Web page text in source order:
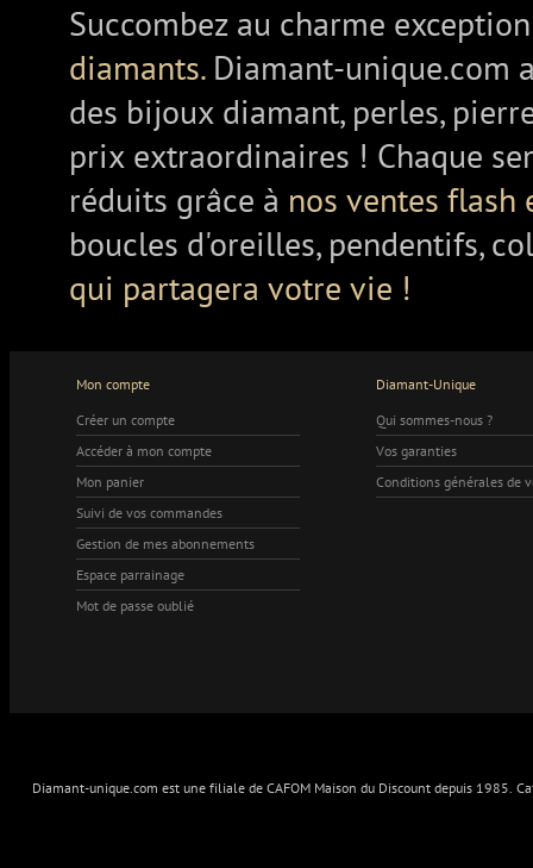
Succombez au charme
diamants. Diamant-unique.com
des bijoux diamant, perles,
prix extraordinaires ! Chaque
réduits grâce à nos ventes
boucles d'oreilles, pendentifs,
qui partagera votre vie !
Mon compte
Créer un compte
Accéder à mon compte
Mon panier
Suivi de vos commandes
Gestion de mes abonnements
Espace parrainage
Mot de passe oublié
Diamant-Unique
Qui sommes-nous ?
Vos garanties
Conditions générales de
Diamant-unique.com est une filiale de CAFOM Maison du Discount depuis 1985.